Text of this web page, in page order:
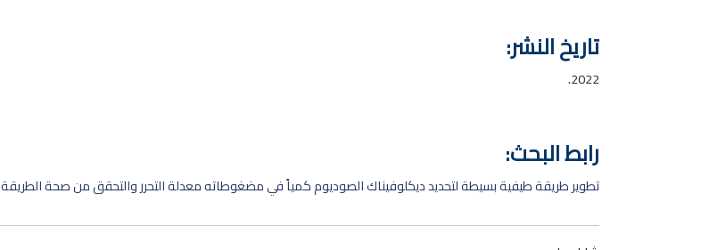
تاريخ النشر:
2022.
رابط البحث:
تطوير طريقة طيفية بسيطة لتحديد ديكلوفيناك الصوديوم كمياً في مضغوطاته معدلة التحرر والتحقق من صحة الطريقة